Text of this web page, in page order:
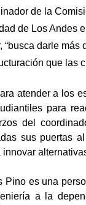
de la
de Los Andes
darle más
que las
atender a los
para
del
sus puertas
Pino es una
a la